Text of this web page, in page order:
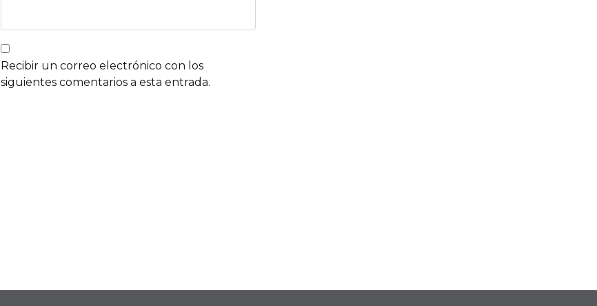
Recibir un correo electrónico con los
siguientes comentarios a esta entrada.